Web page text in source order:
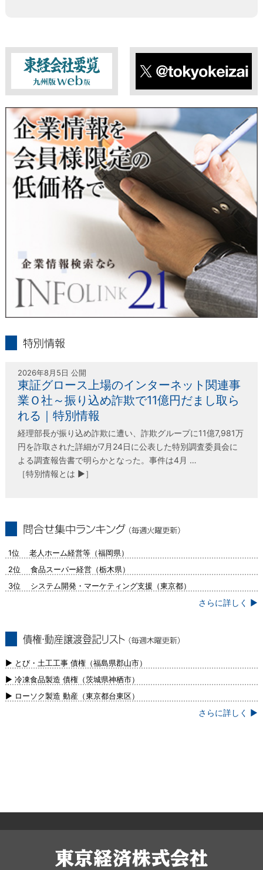
■ 個人情報提供の任意性及び留意点
個人情報のご提供は任意ですが、必要な個人情報をご提供いた
だけなかった場合は、上記利用目的を達成できない場合があり
ますのでご了承ください。
当社は、本人が自己の個人情報について、通知・開示・訂正・
追加・削除・利用停止・提供停止の希望がございましたら、本
人または代理人の請求応じて、個人データの通知・開示・訂
正・追加・削除・利用停止・提供停止の請求に応じます。
受付方法は、本人確認資料（運転免許証、パスポート何れかの
コピー）、「個人情報取扱申請書」「委任状」（代理人による
申請の場合のみ必要となります）を当社宛にお送り下さい。
＜個人情報保護に関するお問合せ・相談窓口＞
〒802-0004 北九州市小倉北区鍛冶町2丁目5-11（第一東経ビ
フリーダイヤル 0120-55-9986
受付時間 平日9：00～17：00
東経会社要覧web版 X
2026年8月5日 公開
東証グロース上場のインターネット関連事
業Ｏ社～振り込め詐欺で11億円だまし取ら
れる｜特別情報
経理部長が振り込め詐欺に遭い、詐欺グループに11億7,981万
円を詐取された詳細が7月24日に公表した特別調査委員会に
よる調査報告書で明らかとなった。事件は4月 …
［特別情報とは ▶］
1位 老人ホーム経営等（福岡県）
2位 食品スーパー経営（栃木県）
3位 システム開発・マーケティング支援（東京都）
さらに詳しく ▶
新）
▶ とび・土工工事 債権（福島県郡山市）
▶ 冷凍食品製造 債権（茨城県神栖市）
▶ ローソク製造 動産（東京都台東区）
さらに詳しく ▶